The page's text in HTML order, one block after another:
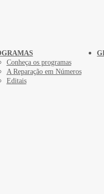
Conheça os programas
A Reparação em Números
Editais